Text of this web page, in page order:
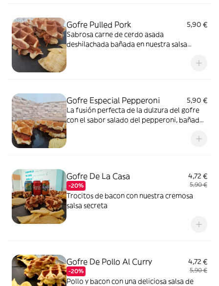
Gofre Pulled Pork
5,90 €
Sabrosa carne de cerdo asada
deshilachada bañada en nuestra salsa
Gofre Especial Pepperoni
5,90 €
La fusión perfecta de la dulzura del gofre
con el sabor salado del pepperoni, bañado
Gofre De La Casa
-20%
4,72 €
5,90 €
Trocitos de bacon con nuestra cremosa
salsa secreta
Gofre De Pollo Al Curry
-20%
4,72 €
5,90 €
Pollo y bacon con una deliciosa salsa de